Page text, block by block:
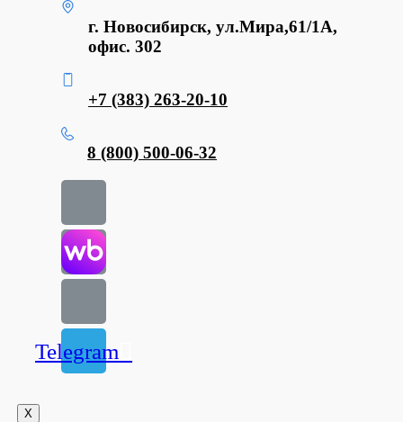
г. Новосибирск, ул.Мира,61/1А,
офис. 302
+7 (383) 263-20-10
8 (800) 500-06-32
Telegram
X